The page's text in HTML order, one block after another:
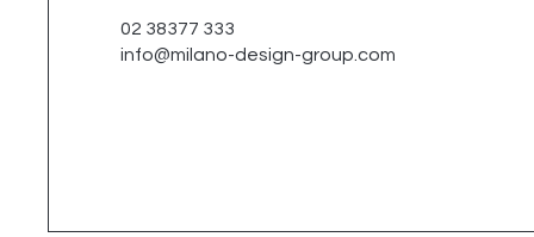
02 38377 333
info@milano-design-group.com